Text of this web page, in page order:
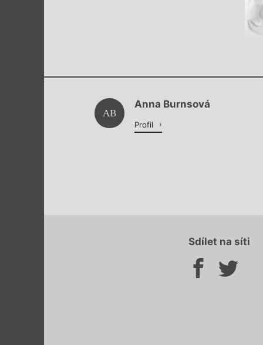
AB
Anna Burnsová
Profil
Sdílet na síti